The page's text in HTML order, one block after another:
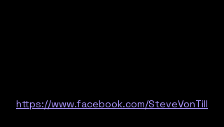
https://www.facebook.com/SteveVonTill